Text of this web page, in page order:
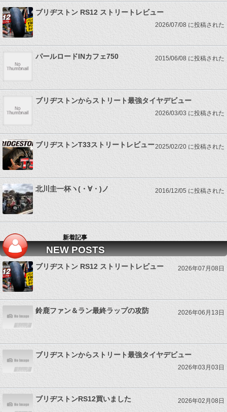
ブリヂストン RS12 ストリートレビュー
2026/07/08 に投稿された
パールロードINカフェ750 2015/06/08 に投稿された
ブリヂストンからストリート最強タイヤデビュー
2026/03/03 に投稿された
ブリヂストンT33ストリートレビュー2025/02/20 に投稿された
北川圭一杯ヽ(・∀・)ノ 2016/12/05 に投稿された
新着記事
NEW POSTS
ブリヂストン RS12 ストリートレビュー 2026年07月08日
鈴鹿ファン＆ラン最終ラップの攻防 2026年06月13日
ブリヂストンからストリート最強タイヤデビュー
2026年03月03日
ブリヂストンRS12買いました 2026年02月08日